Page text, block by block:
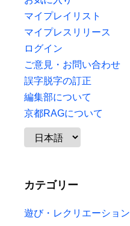
マイプレイリスト
マイプレスリリース
ログイン
ご意見・お問い合わせ
誤字脱字の訂正
編集部について
京都RAGについて
カテゴリー
遊び・レクリエーション